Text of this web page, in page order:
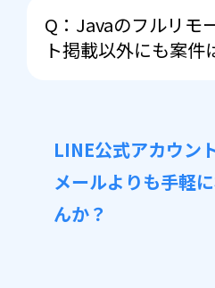
ャー企業様でよく採
PHPなどの言語はフ
多く、C言語など組
にご相談くださいま
Q：Javaのフルリモ
ト掲載以外にも案件
す。会員登録するこ
ご紹介可能となりま
問い合わせください
LINE公式アカウン
メールよりも手軽
んか？